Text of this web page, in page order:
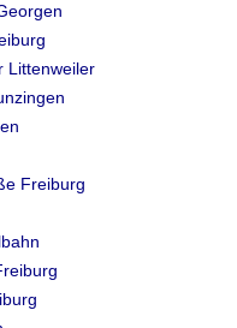
Littenweiler
Freiburg